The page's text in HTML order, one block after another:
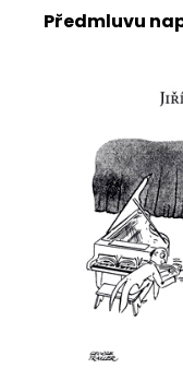
Předmluvu